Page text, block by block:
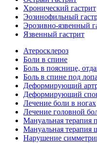
Хронический гастрит
Эозинофильный
Эрозивно-язвенный
Язвенный гастрит
Атеросклероз
Боли в спине
Боль в пояснице,
Боль в спине под
Деформирующий
Деформирующий
Лечение боли в ногах
Лечение головной
Мануальная терапия
Мануальная терапия
Нарушение